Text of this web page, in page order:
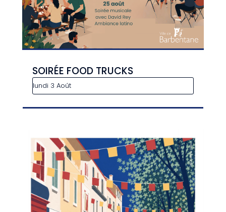
SOIRÉE FOOD TRUCKS
lundi 3 Août